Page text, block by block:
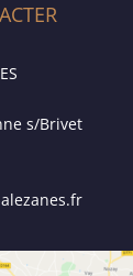
s/Brivet